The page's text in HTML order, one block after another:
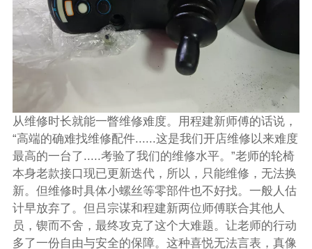
从维修时长就能一瞥维修难度。用程建新师傅的话说，
“高端的确难找维修配件......这是我们开店维修以来难度
最高的一台了.....考验了我们的维修水平。”老师的轮椅
本身老款接口现已更新迭代，所以，只能维修，无法换
新。但维修时具体小螺丝等零部件也不好找。一般人估
计早放弃了。但吕宗谋和程建新两位师傅联合其他人
员，锲而不舍，最终攻克了这个大难题。让老师的行动
多了一份自由与安全的保障。这种喜悦无法言表，真像